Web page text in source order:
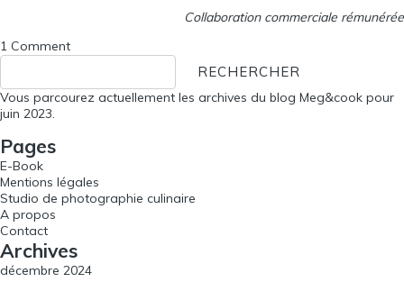
Collaboration commerciale rémunérée
1 Comment
Rechercher :
Vous parcourez actuellement les archives du blog Meg&cook pour
juin 2023.
Pages
E-Book
Mentions légales
Studio de photographie culinaire
A propos
Contact
Archives
décembre 2024